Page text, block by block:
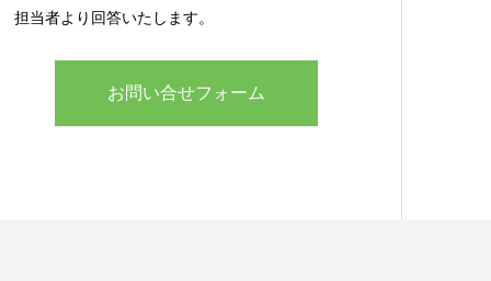
担当者より回答いたします。
お問い合せフォーム